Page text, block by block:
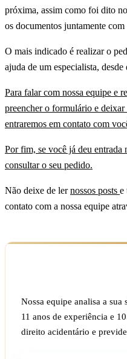
próxima, assim como foi dito
os documentos juntamente
O mais indicado é realizar o
ajuda de um especialista,
Para falar com nossa equipe e
preencher o formulário e
entraremos em contato com
Por fim, se você já deu
consultar o seu pedido.
Não deixe de lernossos posts e
contato com a nossa equipe
Nossa equipe analisa a sua
11 anos de experiência e
direito acidentário e